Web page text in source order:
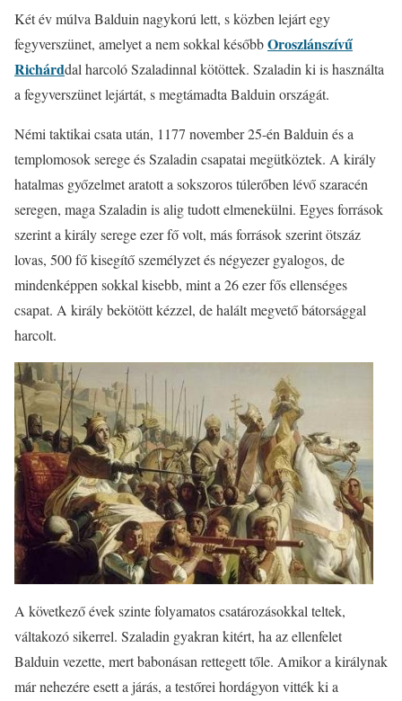
Két év múlva Balduin nagykorú lett, s közben lejárt egy
fegyverszünet, amelyet a nem sokkal későbbOroszlánszívű
Richárddal harcoló Szaladinnal kötöttek. Szaladin ki is használta
a fegyverszünet lejártát, s megtámadta Balduin országát.
Némi taktikai csata után, 1177 november 25-én Balduin és a
templomosok serege és Szaladin csapatai megütköztek. A király
hatalmas győzelmet aratott a sokszoros túlerőben lévő szaracén
seregen, maga Szaladin is alig tudott elmenekülni. Egyes források
szerint a király serege ezer fő volt, más források szerint ötszáz
lovas, 500 fő kisegítő személyzet és négyezer gyalogos, de
mindenképpen sokkal kisebb, mint a 26 ezer fős ellenséges
csapat. A király bekötött kézzel, de halált megvető bátorsággal
harcolt.
A következő évek szinte folyamatos csatározásokkal teltek,
váltakozó sikerrel. Szaladin gyakran kitért, ha az ellenfelet
Balduin vezette, mert babonásan rettegett tőle. Amikor a királynak
már nehezére esett a járás, a testőrei hordágyon vitték ki a